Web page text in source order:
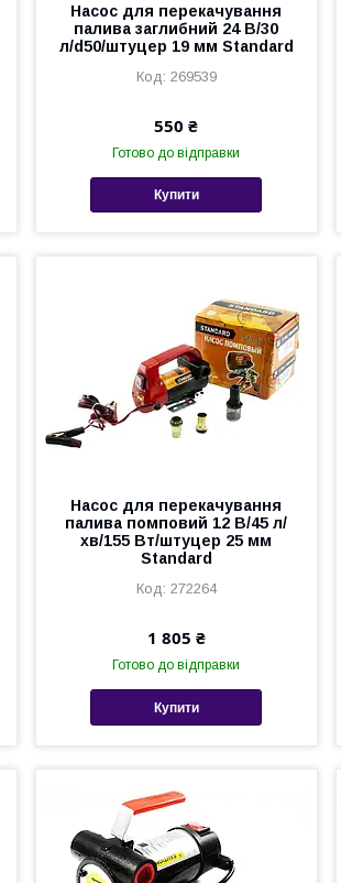
Насос для перекачування
палива заглибний 24 В/30
л/d50/штуцер 19 мм Standard
269539
550 ₴
Готово до відправки
Купити
Насос для перекачування
палива помповий 12 В/45 л/
хв/155 Вт/штуцер 25 мм
Standard
272264
1 805 ₴
Готово до відправки
Купити